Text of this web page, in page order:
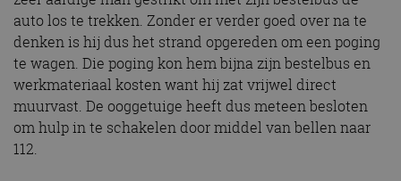
auto los te trekken. Zonder er verder goed over na te
denken is hij dus het strand opgereden om een poging
te wagen. Die poging kon hem bijna zijn bestelbus en
werkmateriaal kosten want hij zat vrijwel direct
muurvast. De ooggetuige heeft dus meteen besloten
om hulp in te schakelen door middel van bellen naar
112.